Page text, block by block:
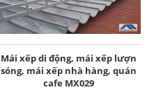
Mái xếp di động, mái xếp lượn
sóng, mái xếp nhà hàng, quán
cafe MX029